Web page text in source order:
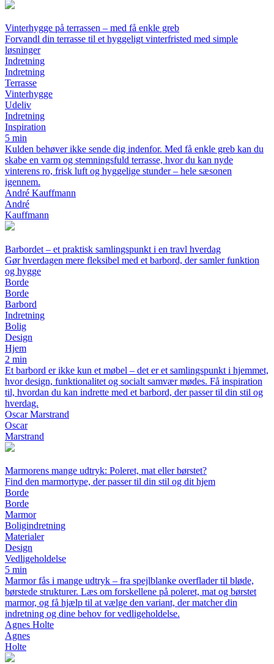
Vinterhygge på terrassen – med få enkle greb
Forvandl din terrasse til et hyggeligt vinterfristed med simple
løsninger
Indretning
Indretning
Terrasse
Vinterhygge
Udeliv
Indretning
Inspiration
5 min
Kulden behøver ikke sende dig indenfor. Med få enkle greb kan du
skabe en varm og stemningsfuld terrasse, hvor du kan nyde
vinterens ro, frisk luft og hyggelige stunder – hele sæsonen
igennem.
André Kauffmann
André
Kauffmann
Barbordet – et praktisk samlingspunkt i en travl hverdag
Gør hverdagen mere fleksibel med et barbord, der samler funktion
og hygge
Borde
Borde
Barbord
Indretning
Bolig
Design
Hjem
2 min
Et barbord er ikke kun et møbel – det er et samlingspunkt i hjemmet,
hvor design, funktionalitet og socialt samvær mødes. Få inspiration
til, hvordan du kan indrette med et barbord, der passer til din stil og
hverdag.
Oscar Marstrand
Oscar
Marstrand
Marmorens mange udtryk: Poleret, mat eller børstet?
Find den marmortype, der passer til din stil og dit hjem
Borde
Borde
Marmor
Boligindretning
Materialer
Design
Vedligeholdelse
5 min
Marmor fås i mange udtryk – fra spejlblanke overflader til bløde,
børstede strukturer. Læs om forskellene på poleret, mat og børstet
marmor, og få hjælp til at vælge den variant, der matcher din
indretning og dine behov for vedligeholdelse.
Agnes Holte
Agnes
Holte